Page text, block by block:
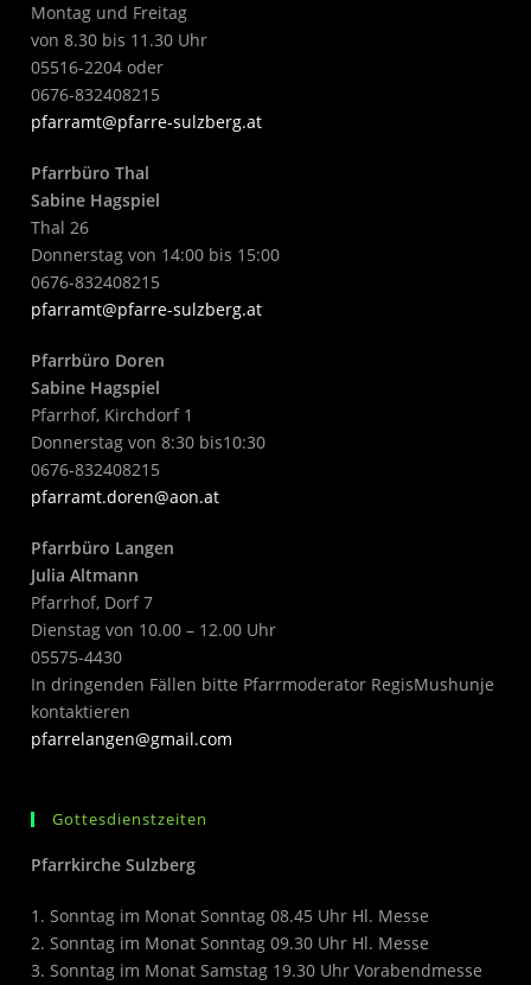
Montag und Freitag
von 8.30 bis 11.30 Uhr
05516-2204 oder
0676-832408215
pfarramt@pfarre-sulzberg.at
Pfarrbüro Thal
Sabine Hagspiel
Thal 26
Donnerstag von 14:00 bis 15:00
0676-832408215
pfarramt@pfarre-sulzberg.at
Pfarrbüro Doren
Sabine Hagspiel
Pfarrhof, Kirchdorf 1
Donnerstag von 8:30 bis10:30
0676-832408215
pfarramt.doren@aon.at
Pfarrbüro Langen
Julia Altmann
Pfarrhof, Dorf 7
Dienstag von 10.00 – 12.00 Uhr
05575-4430
In dringenden Fällen bitte Pfarrmoderator RegisMushunje
kontaktieren
pfarrelangen@gmail.com
Gottesdienstzeiten
Pfarrkirche Sulzberg
1. Sonntag im Monat Sonntag 08.45 Uhr Hl. Messe
2. Sonntag im Monat Sonntag 09.30 Uhr Hl. Messe
3. Sonntag im Monat Samstag 19.30 Uhr Vorabendmesse